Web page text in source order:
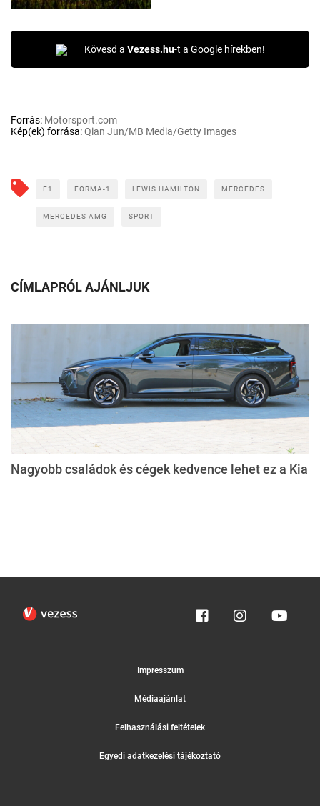
Kövesd a Vezess.hu-t a Google hírekben!
Forrás: Motorsport.com
Kép(ek) forrása:Qian Jun/MB Media/Getty Images
F1 FORMA-1 LEWIS HAMILTON MERCEDES
MERCEDES AMG SPORT
CÍMLAPRÓL AJÁNLJUK
Nagyobb családok és cégek kedvence lehet ez a Kia
Impresszum
Médiaajánlat
Felhasználási feltételek
Egyedi adatkezelési tájékoztató